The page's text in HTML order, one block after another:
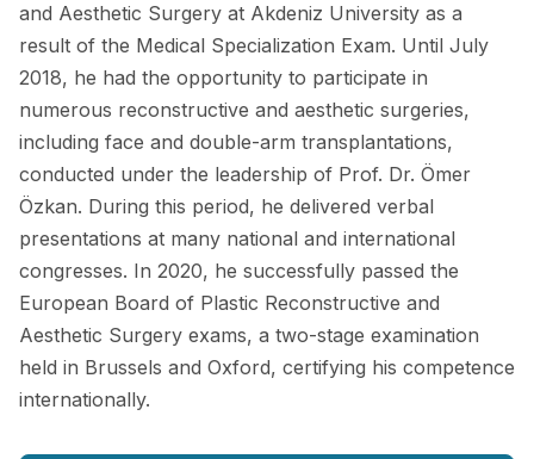
and Aesthetic Surgery at Akdeniz University as a
result of the Medical Specialization Exam. Until July
2018, he had the opportunity to participate in
numerous reconstructive and aesthetic surgeries,
including face and double-arm transplantations,
conducted under the leadership of Prof. Dr. Ömer
Özkan. During this period, he delivered verbal
presentations at many national and international
congresses. In 2020, he successfully passed the
European Board of Plastic Reconstructive and
Aesthetic Surgery exams, a two-stage examination
held in Brussels and Oxford, certifying his competence
internationally.